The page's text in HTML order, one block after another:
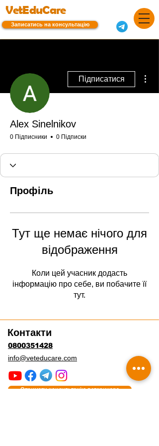
VetEduCare
Записатись на консультацію
Підписатися
Alex Sinelnikov
0 Підписники 0 Підписки
Профіль
Тут ще немає нічого для
відображення
Коли цей учасник додасть
інформацію про себе, ви побачите її
тут.
Контакти
0800351428
info@veteducare.com
Отримати консультацію ветеринара